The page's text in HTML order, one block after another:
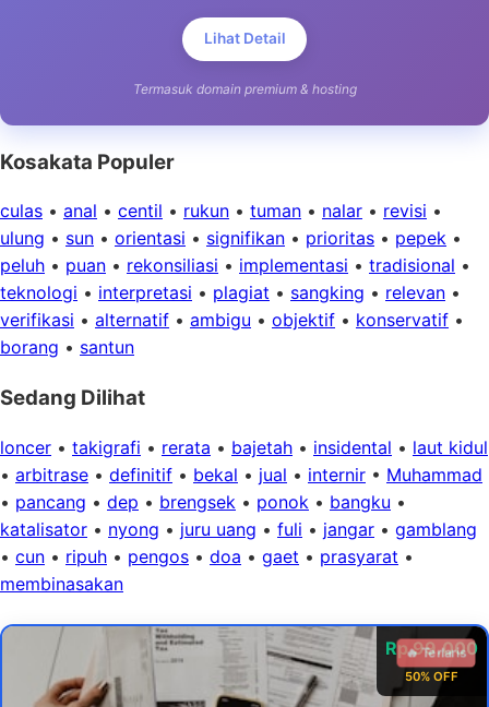
Lihat Detail
Termasuk domain premium & hosting
Kosakata Populer
culas • anal • centil • rukun • tuman • nalar • revisi •
ulung • sun • orientasi • signifikan • prioritas • pepek •
peluh • puan • rekonsiliasi • implementasi • tradisional •
teknologi • interpretasi • plagiat • sangking • relevan •
verifikasi • alternatif • ambigu • objektif • konservatif •
borang • santun
Sedang Dilihat
loncer • takigrafi • rerata • bajetah • insidental • laut kidul
• arbitrase • definitif • bekal • jual • internir • Muhammad
• pancang • dep • brengsek • ponok • bangku •
katalisator • nyong • juru uang • fuli • jangar • gamblang
• cun • ripuh • pengos • doa • gaet • prasyarat •
membinasakan
Rp 99.000
50% OFF
🔥 Terlaris